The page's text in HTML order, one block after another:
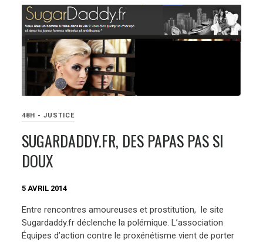
48H - JUSTICE
SUGARDADDY.FR, DES PAPAS PAS SI
DOUX
5 AVRIL 2014
Entre rencontres amoureuses et prostitution, le site
Sugardaddy.fr déclenche la polémique. L’association
Équipes d’action contre le proxénétisme vient de porter